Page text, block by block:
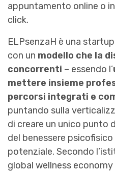
appuntamento online o
click.
ELPsenzaH è una
con un modello che la
concorrenti – essendo l’
mettere insieme
percorsi integrati e
puntando sulla
di creare un unico punto
del benessere
potenziale. Secondo
global wellness